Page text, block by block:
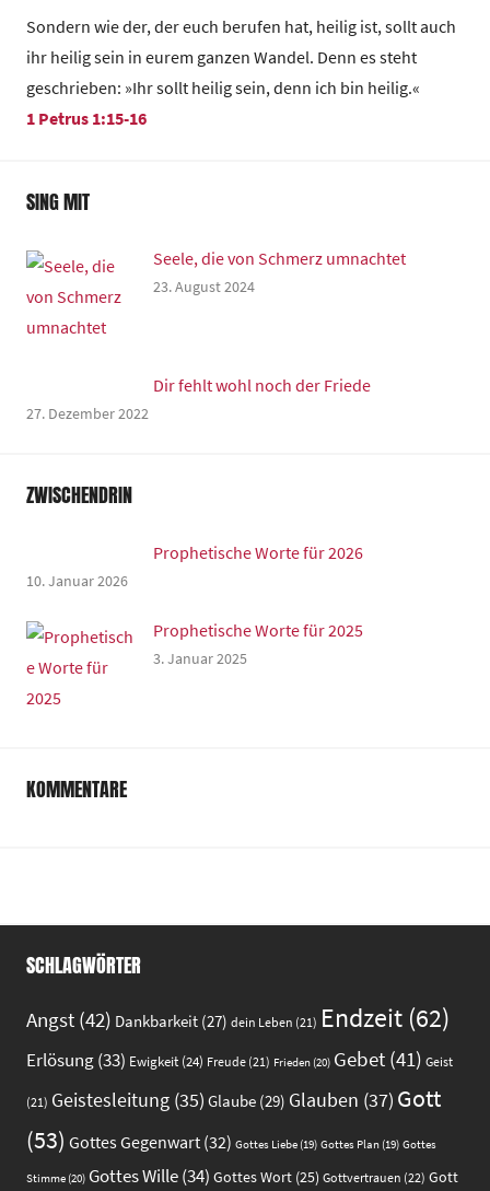
Sondern wie der, der euch berufen hat, heilig ist, sollt auch
ihr heilig sein in eurem ganzen Wandel. Denn es steht
geschrieben: »Ihr sollt heilig sein, denn ich bin heilig.«
1 Petrus 1:15-16
SING MIT
Seele, die von Schmerz umnachtet
23. August 2024
Dir fehlt wohl noch der Friede
27. Dezember 2022
ZWISCHENDRIN
Prophetische Worte für 2026
10. Januar 2026
Prophetische Worte für 2025
3. Januar 2025
KOMMENTARE
SCHLAGWÖRTER
Angst (42) Dankbarkeit (27) dein Leben (21) Endzeit (62)
Erlösung(33) Ewigkeit (24) Freude (21) Frieden (20) Gebet (41) Geist
(21) Geistesleitung (35) Glaube (29) Glauben (37) Gott
(53) Gottes Gegenwart (32) Gottes Liebe (19) Gottes Plan (19) Gottes
Stimme (20) Gottes Wille(34) Gottes Wort (25) Gottvertrauen (22) Gott